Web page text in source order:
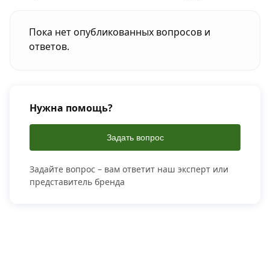
Пока нет опубликованных вопросов и
ответов.
Нужна помощь?
Задать вопрос
Задайте вопрос – вам ответит наш эксперт или
представитель бренда